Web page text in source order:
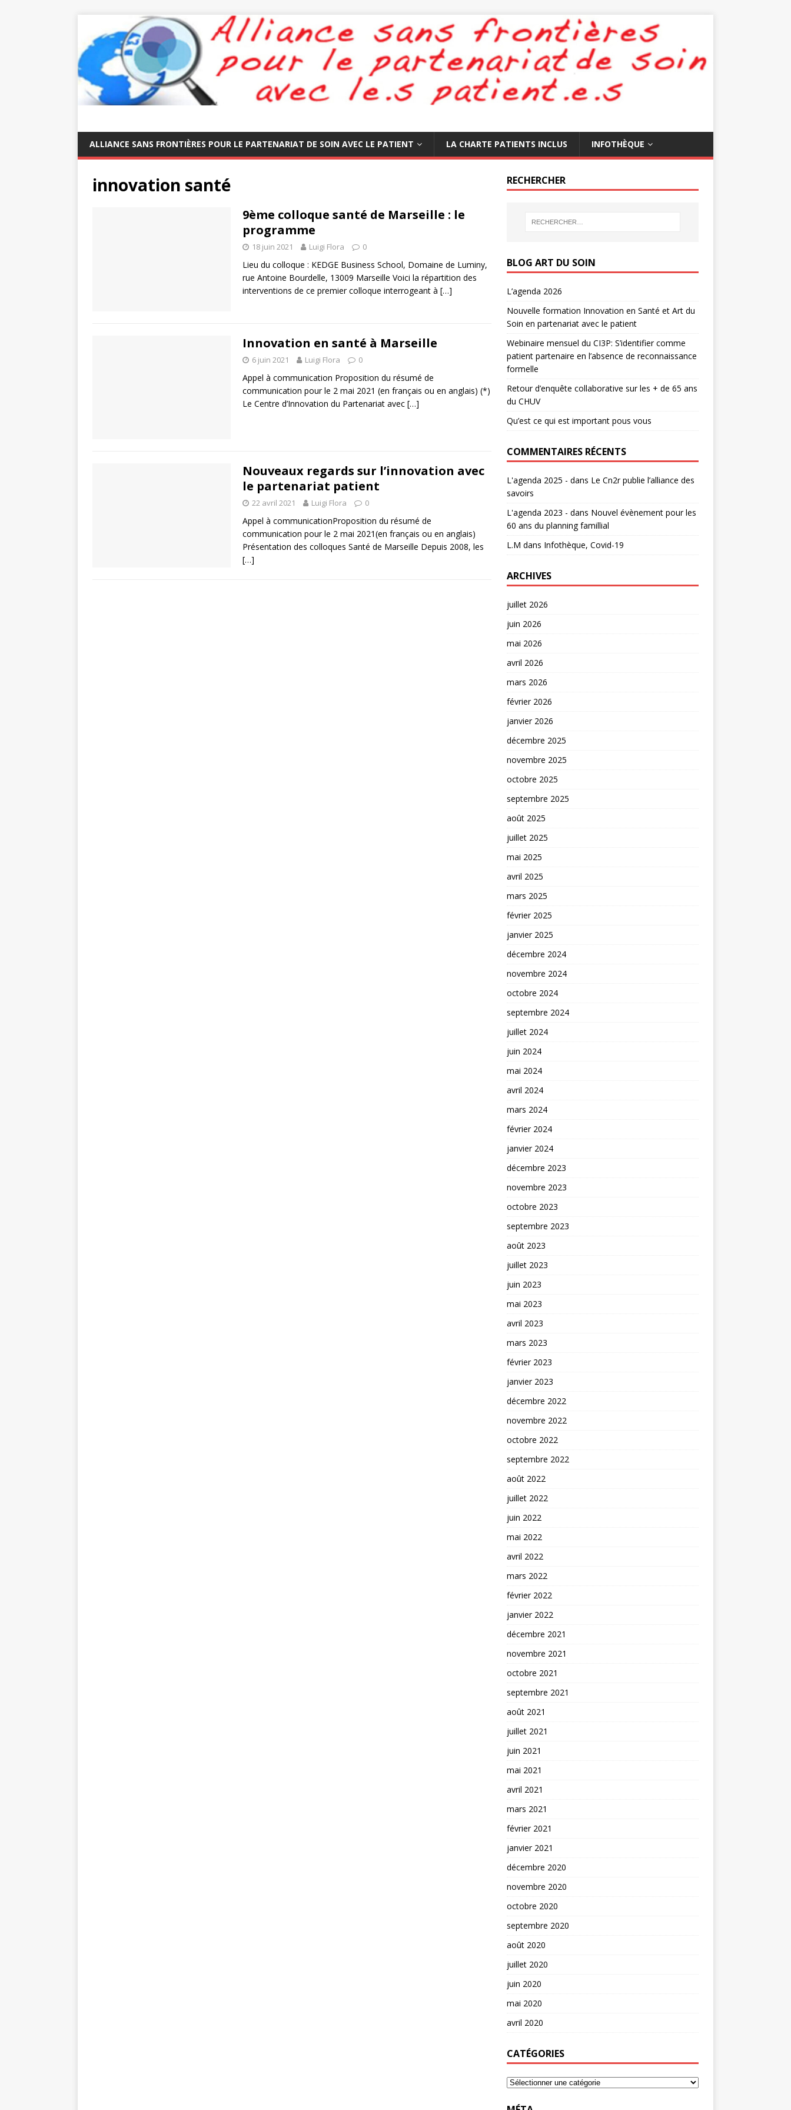
ALLIANCE SANS FRONTIÈRES POUR LE PARTENARIAT DE SOIN AVEC LE PATIENT LA CHARTE PATIENTS INCLUS INFOTHÈQUE
innovation santé
9ème colloque santé de Marseille : le
programme
18 juin 2021 Luigi Flora 0
Lieu du colloque : KEDGE Business School, Domaine de Luminy,
rue Antoine Bourdelle, 13009 Marseille Voici la répartition des
interventions de ce premier colloque interrogeant à […]
Innovation en santé à Marseille
6 juin 2021 Luigi Flora 0
Appel à communication Proposition du résumé de
communication pour le 2 mai 2021 (en français ou en anglais) (*)
Le Centre d’Innovation du Partenariat avec […]
Nouveaux regards sur l’innovation avec
le partenariat patient
22 avril 2021 Luigi Flora 0
Appel à communicationProposition du résumé de
communication pour le 2 mai 2021(en français ou en anglais)
Présentation des colloques Santé de Marseille Depuis 2008, les
[…]
RECHERCHER
BLOG ART DU SOIN
L’agenda 2026
Nouvelle formation Innovation en Santé et Art du
Soin en partenariat avec le patient
Webinaire mensuel du CI3P: S’identifier comme
patient partenaire en l’absence de reconnaissance
formelle
Retour d’enquête collaborative sur les + de 65 ans
du CHUV
Qu’est ce qui est important pous vous
COMMENTAIRES RÉCENTS
L'agenda 2025 - dans Le Cn2r publie l’alliance des
savoirs
L'agenda 2023 - dans Nouvel évènement pour les
60 ans du planning famillial
L.M dans Infothèque, Covid-19
ARCHIVES
juillet 2026
juin 2026
mai 2026
avril 2026
mars 2026
février 2026
janvier 2026
décembre 2025
novembre 2025
octobre 2025
septembre 2025
août 2025
juillet 2025
mai 2025
avril 2025
mars 2025
février 2025
janvier 2025
décembre 2024
novembre 2024
octobre 2024
septembre 2024
juillet 2024
juin 2024
mai 2024
avril 2024
mars 2024
février 2024
janvier 2024
décembre 2023
novembre 2023
octobre 2023
septembre 2023
août 2023
juillet 2023
juin 2023
mai 2023
avril 2023
mars 2023
février 2023
janvier 2023
décembre 2022
novembre 2022
octobre 2022
septembre 2022
août 2022
juillet 2022
juin 2022
mai 2022
avril 2022
mars 2022
février 2022
janvier 2022
décembre 2021
novembre 2021
octobre 2021
septembre 2021
août 2021
juillet 2021
juin 2021
mai 2021
avril 2021
mars 2021
février 2021
janvier 2021
décembre 2020
novembre 2020
octobre 2020
septembre 2020
août 2020
juillet 2020
juin 2020
mai 2020
avril 2020
CATÉGORIES